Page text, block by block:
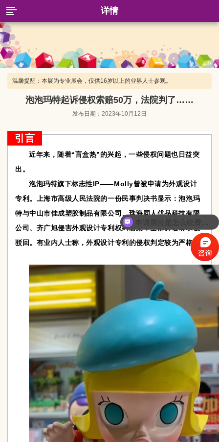
详情
温馨提醒：本展为专业展会，仅供16岁以上的业界人士参观。
泡泡玛特起诉侵权索赔50万，法院判了……
发布日期：2023年10月12日
引言
近年来，随着“盲盒热”的兴起，一些侵权问题也日益突
出。
泡泡玛特旗下标志性IP——Molly曾被申请为外观设计
专利。上海市高级人民法院的一份民事判决书显示：泡泡玛
特与中山市佳成塑胶制品有限公司、珠海同人优品科技有限
公司、齐广旭侵害外观设计专利权纠纷案，全部诉讼请求被
驳回。有业内人士称，外观设计专利的侵权判定较为严格。